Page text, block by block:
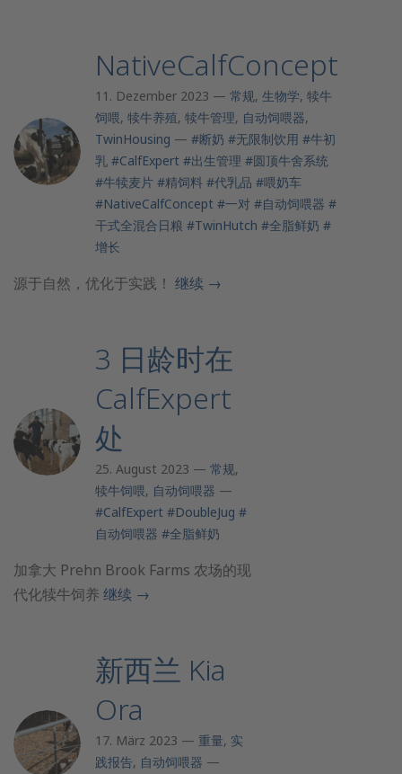
NativeCalfConcept
11. Dezember 2023 — 常规, 生物学, 犊牛
饲喂, 犊牛养殖, 犊牛管理, 自动饲喂器,
TwinHousing — #断奶 #无限制饮用 #牛初
乳 #CalfExpert #出生管理 #圆顶牛舍系统
#牛犊麦片 #精饲料 #代乳品 #喂奶车
#NativeCalfConcept #一对 #自动饲喂器 #
干式全混合日粮 #TwinHutch #全脂鲜奶 #
增长
源于自然，优化于实践！ 继续 →
3 日龄时在
CalfExpert
处
25. August 2023 — 常规,
犊牛饲喂, 自动饲喂器 —
#CalfExpert #DoubleJug #
自动饲喂器 #全脂鲜奶
加拿大 Prehn Brook Farms 农场的现
代化犊牛饲养 继续 →
新西兰 Kia
Ora
17. März 2023 — 重量, 实
践报告, 自动饲喂器 —